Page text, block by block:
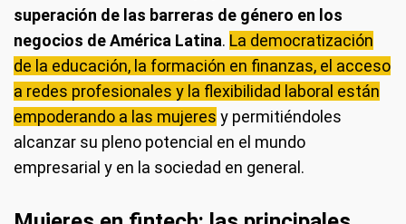
superación de las barreras de género en los
negocios de América Latina. La democratización
de la educación, la formación en finanzas, el acceso
a redes profesionales y la flexibilidad laboral están
empoderando a las mujeres y permitiéndoles
alcanzar su pleno potencial en el mundo
empresarial y en la sociedad en general.